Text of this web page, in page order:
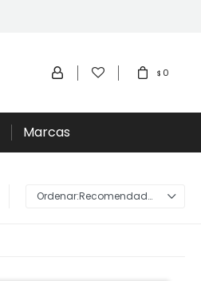
Marcas
$ 0
Recomendados